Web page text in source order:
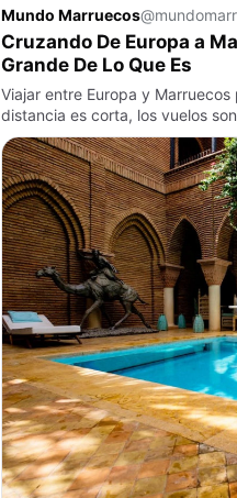
Mundo Marruecos
Cruzando De Europa a
Grande De Lo Que Es
Viajar entre Europa y
distancia es corta, los vuelos